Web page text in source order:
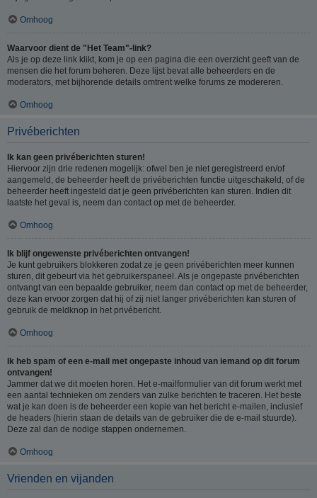
Omhoog
Waarvoor dient de "Het Team"-link?
Als je op deze link klikt, kom je op een pagina die een overzicht geeft van de
mensen die het forum beheren. Deze lijst bevat alle beheerders en de
moderators, met bijhorende details omtrent welke forums ze modereren.
Omhoog
Privéberichten
Ik kan geen privéberichten sturen!
Hiervoor zijn drie redenen mogelijk: ofwel ben je niet geregistreerd en/of
aangemeld, de beheerder heeft de privéberichten functie uitgeschakeld, of de
beheerder heeft ingesteld dat je geen privéberichten kan sturen. Indien dit
laatste het geval is, neem dan contact op met de beheerder.
Omhoog
Ik blijf ongewenste privéberichten ontvangen!
Je kunt gebruikers blokkeren zodat ze je geen privéberichten meer kunnen
sturen, dit gebeurt via het gebruikerspaneel. Als je ongepaste privéberichten
ontvangt van een bepaalde gebruiker, neem dan contact op met de beheerder,
deze kan ervoor zorgen dat hij of zij niet langer privéberichten kan sturen of
gebruik de meldknop in het privébericht.
Omhoog
Ik heb spam of een e-mail met ongepaste inhoud van iemand op dit forum
ontvangen!
Jammer dat we dit moeten horen. Het e-mailformulier van dit forum werkt met
een aantal technieken om zenders van zulke berichten te traceren. Het beste
wat je kan doen is de beheerder een kopie van het bericht e-mailen, inclusief
de headers (hierin staan de details van de gebruiker die de e-mail stuurde).
Deze zal dan de nodige stappen ondernemen.
Omhoog
Vrienden en vijanden